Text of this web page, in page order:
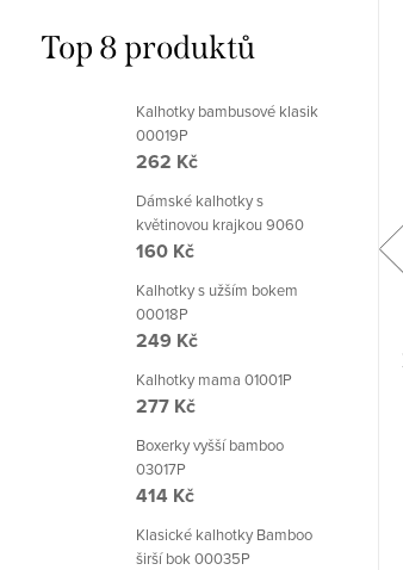
Top 8 produktů
Kalhotky bambusové klasik
00019P
262 Kč
Dámské kalhotky s
květinovou krajkou 9060
160 Kč
Kalhotky s užším bokem
00018P
249 Kč
Kalhotky mama 01001P
277 Kč
Boxerky vyšší bamboo
03017P
414 Kč
Klasické kalhotky Bamboo
širší bok 00035P
Lafense
1 044 Kč
752 Kč
DETAIL